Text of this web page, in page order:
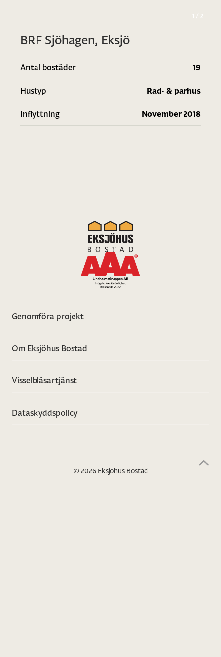
1 / 2
BRF Sjöhagen, Eksjö
Antal bostäder 19
Hustyp Rad- & parhus
Inflyttning November 2018
Genomföra projekt
Om Eksjöhus Bostad
Visselblåsartjänst
Dataskyddspolicy
© 2026 Eksjöhus Bostad